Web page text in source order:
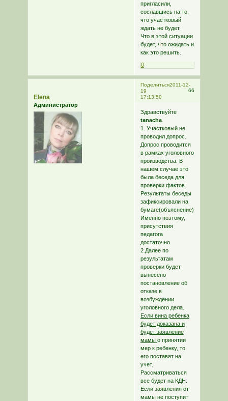
пригласили,
сославшись на то,
что участковый
ждать не будет.
Что в этой ситуации
будет, что ожидать и
как это решить.
0
Поделиться
66
2011-12-
19
17:13:50
Elena
Администратор
Здравствуйте
tanacha.
1. Участковый не
проводил допрос.
Допрос проводится
в рамках уголовного
производства. В
нашем случае это
была беседа для
проверки фактов.
Результаты беседы
зафиксировали на
бумаге(объяснение).
Именно поэтому,
присутствия
педагога
достаточно.
2.Далее по
результатам
проверки будет
вынесено
постановление об
отказе в
возбуждении
уголовного дела.
Если вина ребенка
будет доказана и
будет заявление
мамы о принятии
мер к ребенку, то
его поставят на
учет.
Рассматриваться
все будет на КДН.
Если заявления от
мамы не поступит